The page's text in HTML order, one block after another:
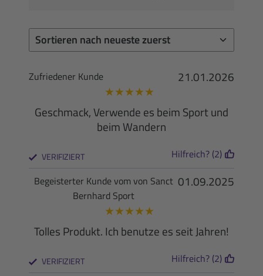
21.01.2026
Zufriedener Kunde
★★★★★
Geschmack, Verwende es beim Sport und
beim Wandern
VERIFIZIERT Hilfreich? (2)
01.09.2025
Begeisterter Kunde vom von Sanct
Bernhard Sport
★★★★★
Tolles Produkt. Ich benutze es seit Jahren!
VERIFIZIERT Hilfreich? (2)